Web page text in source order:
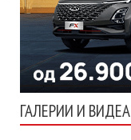
ГАЛЕРИИ И ВИДЕА